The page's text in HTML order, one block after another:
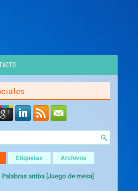
Etiquetas Archivos
Palabras arriba [Juego de mesa]